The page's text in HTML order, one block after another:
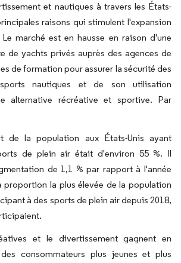
et nautiques à travers les États-
raisons qui stimulent l'expansion
marché est en hausse en raison d'une
de yachts privés auprès des agences de
de formation pour assurer la sécurité des
nautiques et de son utilisation
alternative récréative et sportive. Par
de la population aux États-Unis ayant
de plein air était d'environ 55 %. Il
de 1,1 % par rapport à l'année
proportion la plus élevée de la population
à des sports de plein air depuis 2018,
et le divertissement gagnent en
consommateurs plus jeunes et plus